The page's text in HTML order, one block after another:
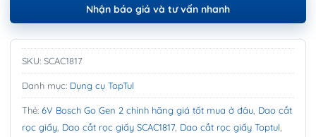
Nhận báo giá và tư vấn nhanh
SKU: SCAC1817
Danh mục: Dụng cụ TopTul
Thẻ: 6V Bosch Go Gen 2 chính hãng giá tốt mua ở đâu Dao cắt
rọc giấy Dao cắt rọc giấy SCAC1817, Dao cắt rọc giấy Toptul